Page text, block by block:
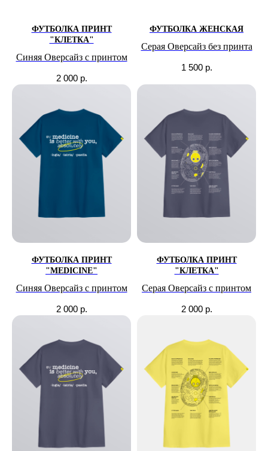
ФУТБОЛКА ПРИНТ
"КЛЕТКА"
Синяя Оверсайз с принтом
2 000 р.
ФУТБОЛКА ЖЕНСКАЯ
Серая Оверсайз без принта
1 500 р.
ФУТБОЛКА ПРИНТ
"MEDICINE"
Синяя Оверсайз с принтом
2 000 р.
ФУТБОЛКА ПРИНТ
"КЛЕТКА"
Серая Оверсайз с принтом
2 000 р.